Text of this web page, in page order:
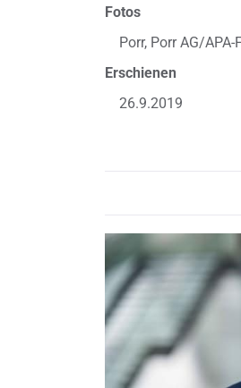
Fotos
Porr, Porr AG/
Erschienen
26.9.2019